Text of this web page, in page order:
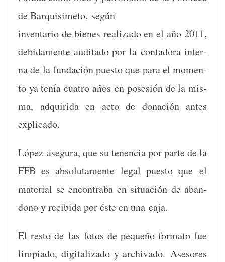
de Bar­quisime­to, según
inven­tario de bienes real­iza­do en el año 2011,
debida­mente audi­ta­do por la con­ta­do­ra inter­
na de la fun­dación puesto que para el momen­
to ya tenía cua­tro años en pos­esión de la mis­
ma, adquiri­da en acto de donación antes
explicado.
López ase­gu­ra, que su tenen­cia por parte de la
FFB es abso­lu­ta­mente legal puesto que el
mate­r­i­al se encon­tra­ba en situación de aban­
dono y recibi­da por éste en una caja.
El resto de las fotos de pequeño for­ma­to fue
limpia­do, dig­i­tal­iza­do y archiva­do. Asesores